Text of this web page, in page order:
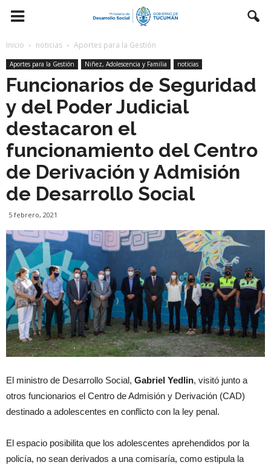
Inicio noticias Aportes para la Gestión
Aportes para la Gestión Niñez, Adolescencia y Familia noticias
Funcionarios de Seguridad
y del Poder Judicial
destacaron el
funcionamiento del Centro
de Derivación y Admisión
de Desarrollo Social
5 febrero, 2021
El ministro de Desarrollo Social, Gabriel Yedlin, visitó junto a
otros funcionarios el Centro de Admisión y Derivación (CAD)
destinado a adolescentes en conflicto con la ley penal.
El espacio posibilita que los adolescentes aprehendidos por la
policía, no sean derivados a una comisaría, como estipula la